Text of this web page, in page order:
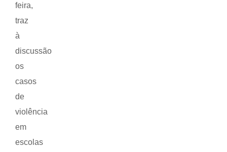
feira,
traz
à
discussão
os
casos
de
violência
em
escolas